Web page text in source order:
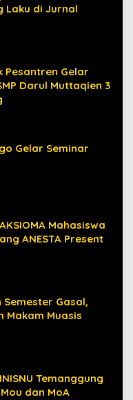
Laku di Jurnal
Pesantren Gelar
Darul Muttaqien 3
Gelar Seminar
Mahasiswa
ANESTA Present
Gasal,
Makam Muasis
Temanggung
dan MoA